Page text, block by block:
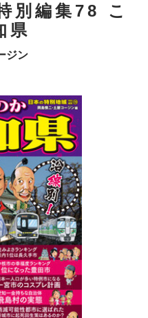
別編集78 こ
県
ジン